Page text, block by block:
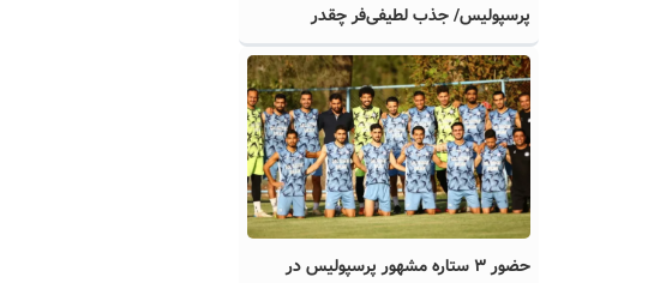
پرسپولیس/ جذب لطیفی‌فر چقدر
می‌ارزید؟
حضور ۳ ستاره مشهور پرسپولیس در